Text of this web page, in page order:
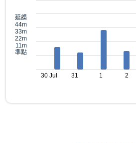
延誤
44m
33m
22m
11m
準點
30 Jul 31 1 2